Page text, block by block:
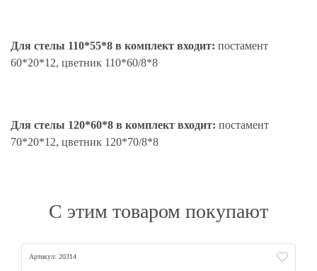
Для стелы 110*55*8 в комплект входит: постамент
60*20*12, цветник 110*60/8*8
Для стелы 120*60*8 в комплект входит: постамент
70*20*12, цветник 120*70/8*8
С этим товаром покупают
Артикул: 20314